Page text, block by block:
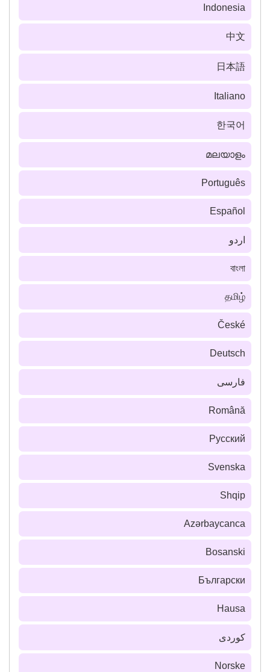
Indonesia
中文
日本語
Italiano
한국어
മലയാളം
Português
Español
اردو
বাংলা
தமிழ்
České
Deutsch
فارسى
Română
Русский
Svenska
Shqip
Azərbaycanca
Bosanski
Български
Hausa
كوردی
Norske